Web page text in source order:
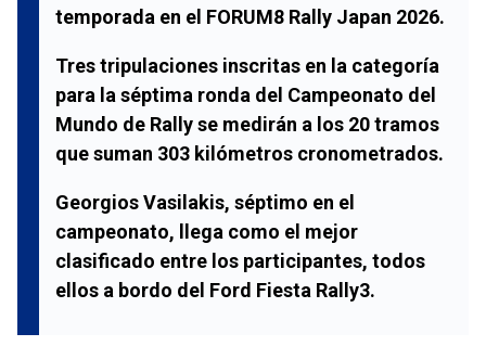
temporada en el FORUM8 Rally Japan 2026.
Tres tripulaciones inscritas en la categoría
para la séptima ronda del Campeonato del
Mundo de Rallyse medirán a los 20 tramos
que suman 303 kilómetros cronometrados.
Georgios Vasilakis, séptimo en el
campeonato, llega como el mejor
clasificado entre los participantes, todos
ellos a bordo del Ford Fiesta Rally3.